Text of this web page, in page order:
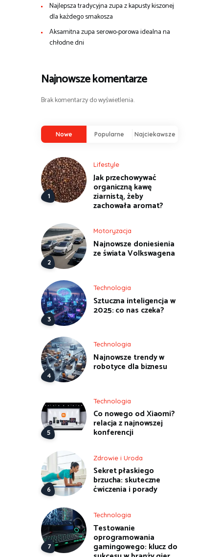
Najlepsza tradycyjna zupa z kapusty kiszonej
dla każdego smakosza
Aksamitna zupa serowo-porowa idealna na
chłodne dni
Najnowsze komentarze
Brak komentarzy do wyświetlenia.
Nowe Popularne Najciekawsze
Lifestyle
Jak przechowywać
organiczną kawę
ziarnistą, żeby
zachowała aromat?
Motoryzacja
Najnowsze doniesienia
ze świata Volkswagena
Technologia
Sztuczna inteligencja w
2025: co nas czeka?
Technologia
Najnowsze trendy w
robotyce dla biznesu
Technologia
Co nowego od Xiaomi?
relacja z najnowszej
konferencji
Zdrowie i Uroda
Sekret płaskiego
brzucha: skuteczne
ćwiczenia i porady
Technologia
Testowanie
oprogramowania
gamingowego: klucz do